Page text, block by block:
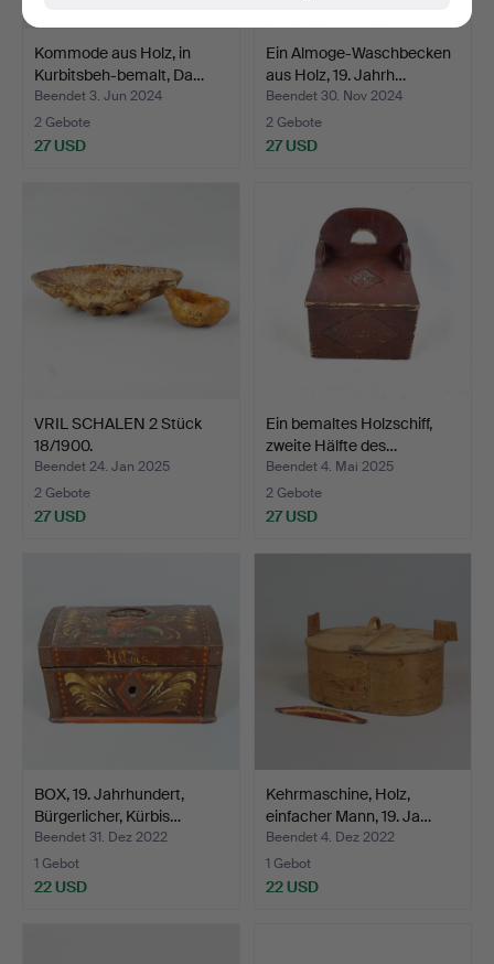
Kommode aus Holz, in
Kurbitsbeh-bemalt, Da…
Beendet 3. Jun 2024
2 Gebote
27 USD
Ein Almoge-Waschbecken
aus Holz, 19. Jahrh…
Beendet 30. Nov 2024
2 Gebote
27 USD
VRIL SCHALEN 2 Stück
18/1900.
Beendet 24. Jan 2025
2 Gebote
27 USD
Ein bemaltes Holzschiff,
zweite Hälfte des…
Beendet 4. Mai 2025
2 Gebote
27 USD
BOX, 19. Jahrhundert,
Bürgerlicher, Kürbis…
Beendet 31. Dez 2022
1 Gebot
22 USD
Kehrmaschine, Holz,
einfacher Mann, 19. Ja…
Beendet 4. Dez 2022
1 Gebot
22 USD